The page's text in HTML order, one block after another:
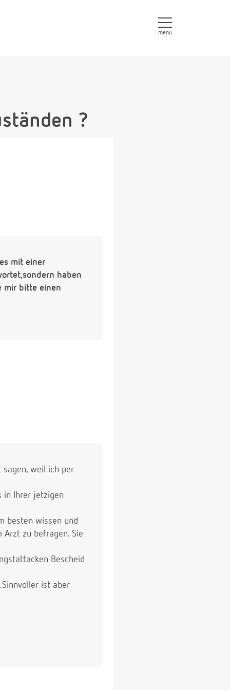
menü
?
mit einer
haben
mir bitte einen
sagen, weil ich per
in Ihrer jetzigen
besten wissen und
Arzt zu befragen. Sie
Bescheid
ist aber